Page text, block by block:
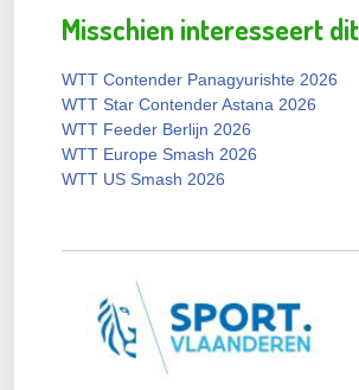
Misschien interesseert
WTT Contender Panagyurishte 2026
WTT Star Contender Astana 2026
WTT Feeder Berlijn 2026
WTT Europe Smash 2026
WTT US Smash 2026